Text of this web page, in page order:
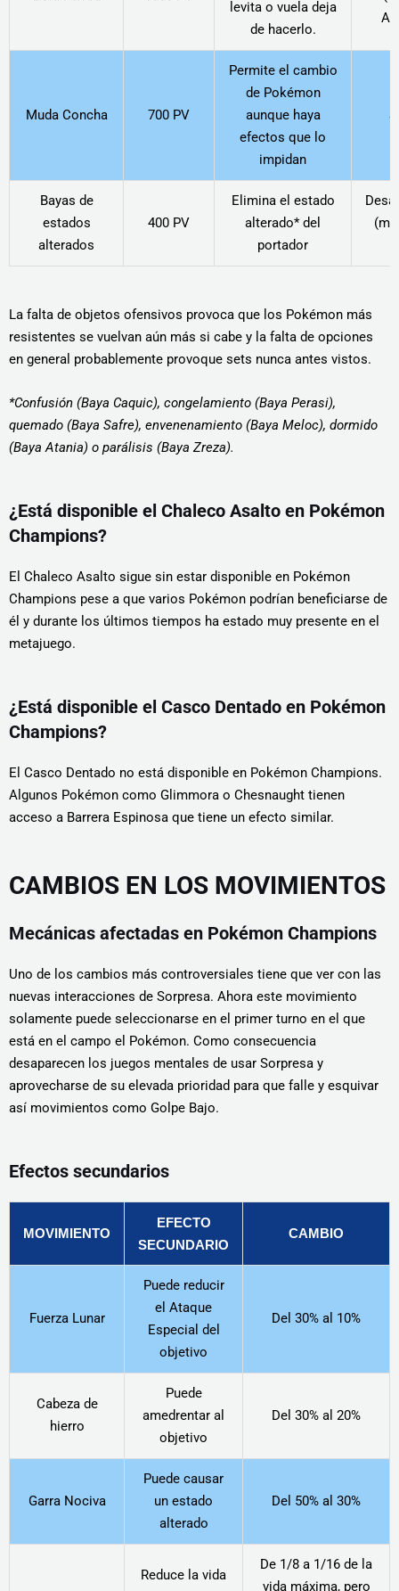
levita o vuela deja
de hacerlo.
Muda Concha 700 PV
Permite el cambio
de Pokémon
aunque haya
efectos que lo
impidan
Bayas de
estados
alterados
400 PV
Elimina el estado
alterado* del
portador
La falta de objetos ofensivos provoca que los Pokémon más
resistentes se vuelvan aún más si cabe y la falta de opciones
en general probablemente provoque sets nunca antes vistos.
*Confusión (Baya Caquic), congelamiento (Baya Perasi),
quemado (Baya Safre), envenenamiento (Baya Meloc), dormido
(Baya Atania) o parálisis (Baya Zreza).
¿Está disponible el Chaleco Asalto en Pokémon
Champions?
El Chaleco Asalto sigue sin estar disponible en Pokémon
Champions pese a que varios Pokémon podrían beneficiarse de
él y durante los últimos tiempos ha estado muy presente en el
metajuego.
¿Está disponible el Casco Dentado en Pokémon
Champions?
El Casco Dentado no está disponible en Pokémon Champions.
Algunos Pokémon como Glimmora o Chesnaught tienen
acceso a Barrera Espinosa que tiene un efecto similar.
CAMBIOS EN LOS MOVIMIENTOS
Mecánicas afectadas en Pokémon Champions
Uno de los cambios más controversiales tiene que ver con las
nuevas interacciones de Sorpresa. Ahora este movimiento
solamente puede seleccionarse en el primer turno en el que
está en el campo el Pokémon. Como consecuencia
desaparecen los juegos mentales de usar Sorpresa y
aprovecharse de su elevada prioridad para que falle y esquivar
así movimientos como Golpe Bajo.
Efectos secundarios
MOVIMIENTO
EFECTO
SECUNDARIO
CAMBIO
Fuerza Lunar
Puede reducir
el Ataque
Especial del
objetivo
Del 30% al 10%
Cabeza de
hierro
Puede
amedrentar al
objetivo
Del 30% al 20%
Garra Nociva
Puede causar
un estado
alterado
Del 50% al 30%
Reduce la vida
De 1/8 a 1/16 de la
vida máxima, pero